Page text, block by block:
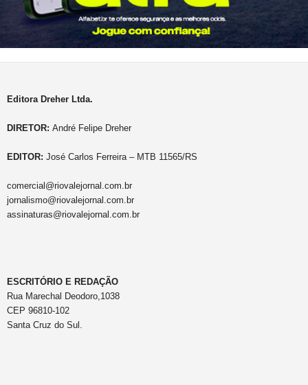
Editora Dreher Ltda.
DIRETOR: André Felipe Dreher
EDITOR: José Carlos Ferreira – MTB 11565/RS
comercial@riovalejornal.com.br
jornalismo@riovalejornal.com.br
assinaturas@riovalejornal.com.br
ESCRITÓRIO E REDAÇÃO
Rua Marechal Deodoro,1038
CEP 96810-102
Santa Cruz do Sul.